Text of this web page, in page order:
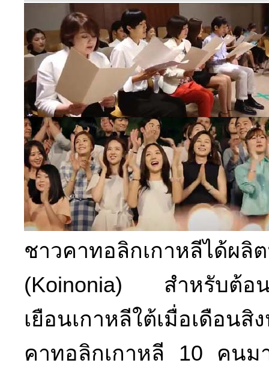
ชาวคาทอลิกเกาหลีได้ผ
(Koinonia) สำหรับต้อน
เยือนเกาหลีใต้เมื่อเดื
คาทอลิกเกาหลี 10 คนม